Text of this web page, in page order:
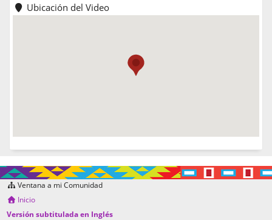
Ubicación del Video
Ventana a mi Comunidad
Inicio
Versión subtitulada en Inglés